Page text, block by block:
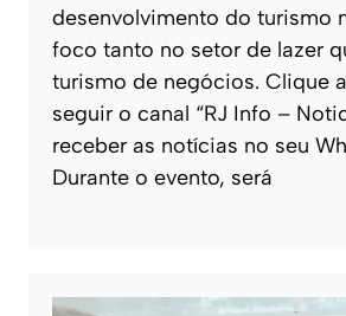
desenvolvimento do turismo
foco tanto no setor de lazer
turismo de negócios. Clique
seguir o canal “RJ Info –
receber as notícias no seu
Durante o evento, será